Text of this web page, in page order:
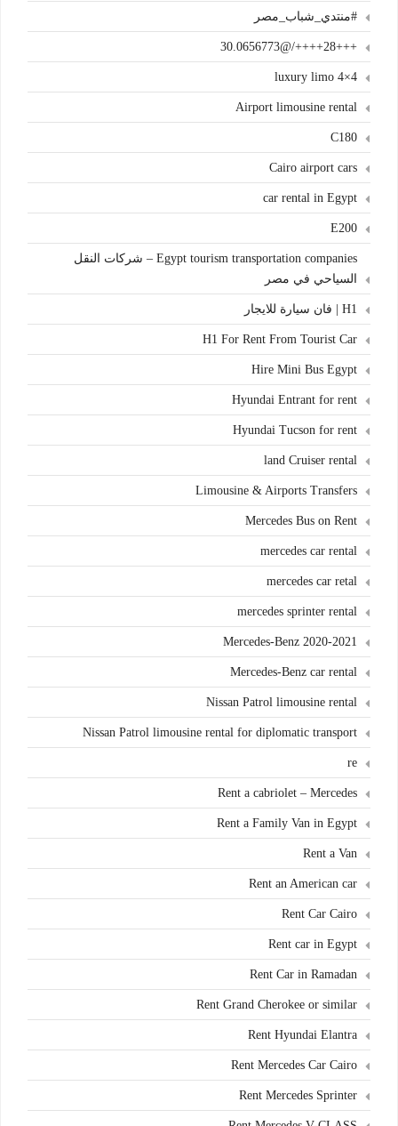
#منتدي_شباب_مصر
+++28++++/@30.0656773
4×4 luxury limo
Airport limousine rental
C180
Cairo airport cars
car rental in Egypt
E200
Egypt tourism transportation companies – شركات النقل
السياحي في مصر
H1 | فان سيارة للايجار
H1 For Rent From Tourist Car
Hire Mini Bus Egypt
Hyundai Entrant for rent
Hyundai Tucson for rent
land Cruiser rental
Limousine & Airports Transfers
Mercedes Bus on Rent
mercedes car rental
mercedes car retal
mercedes sprinter rental
Mercedes-Benz 2020-2021
Mercedes-Benz car rental
Nissan Patrol limousine rental
Nissan Patrol limousine rental for diplomatic transport
re
Rent a cabriolet – Mercedes
Rent a Family Van in Egypt
Rent a Van
Rent an American car
Rent Car Cairo
Rent car in Egypt
Rent Car in Ramadan
Rent Grand Cherokee or similar
Rent Hyundai Elantra
Rent Mercedes Car Cairo
Rent Mercedes Sprinter